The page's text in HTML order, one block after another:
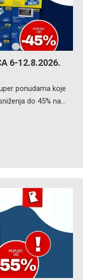
6-12.8.2026.
ponudama koje
do 45% na…